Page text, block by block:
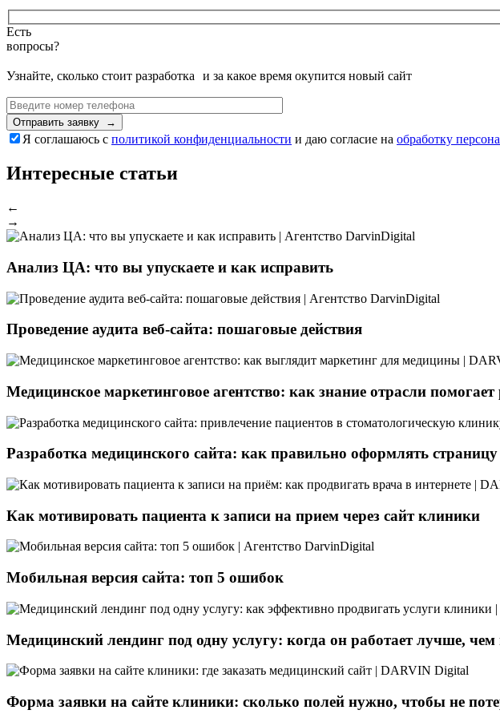
Есть
вопросы?
Узнайте, сколько стоит разработка и за какое время окупится новый сайт
Отправить заявку →
Я соглашаюсь с политикой конфиденциальности и даю согласие на обработку
Интересные статьи
←
→
Анализ ЦА: что вы упускаете и как исправить
Проведение аудита веб-сайта: пошаговые действия
Медицинское маркетинговое агентство: как знание отрасли
Разработка медицинского сайта: как правильно оформлять
Как мотивировать пациента к записи на прием через сайт клиники
Мобильная версия сайта: топ 5 ошибок
Медицинский лендинг под одну услугу: когда он работает лучше,
Форма заявки на сайте клиники: сколько полей нужно, чтобы не